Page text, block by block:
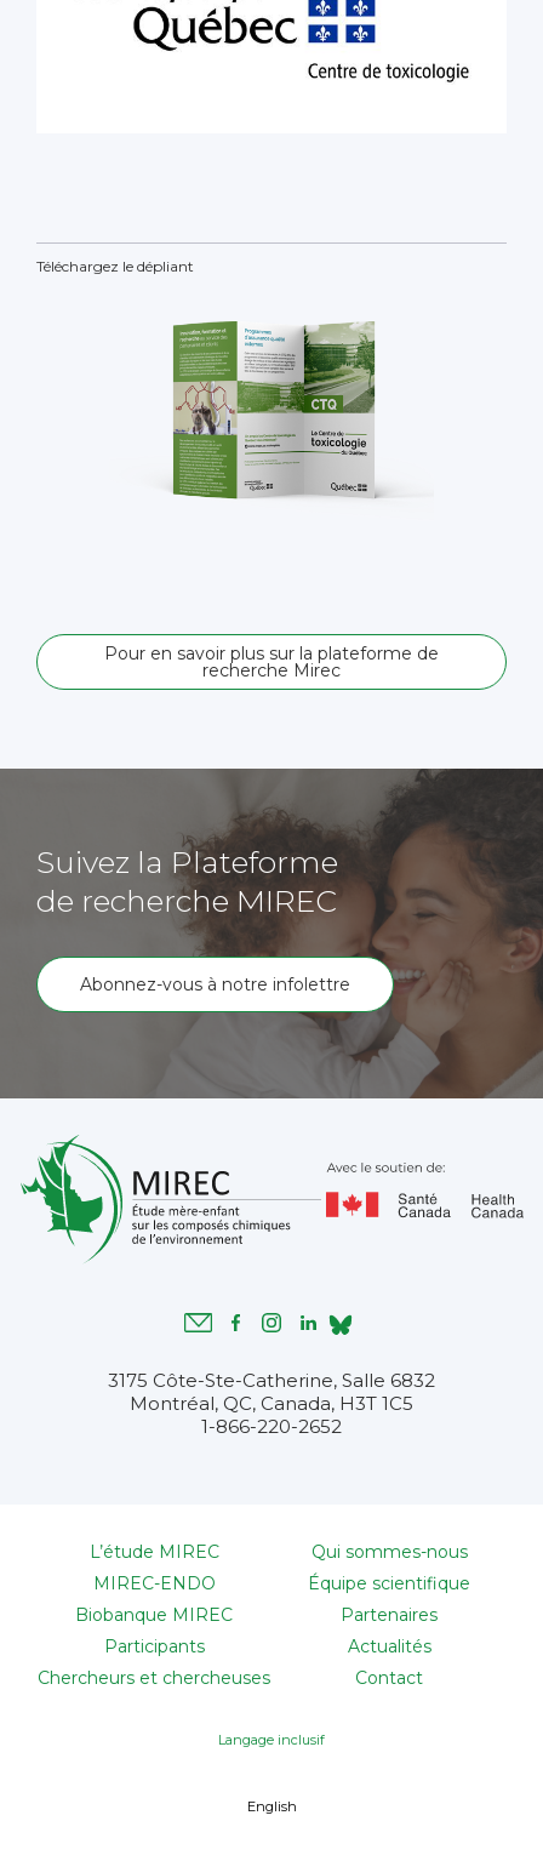
Téléchargez le dépliant
Pour en savoir plus sur la plateforme de
recherche Mirec
Suivez la Plateforme
de recherche MIREC
Abonnez-vous à notre infolettre
3175 Côte-Ste-Catherine, Salle 6832
Montréal, QC, Canada, H3T 1C5
1-866-220-2652
L’étude MIREC
MIREC-ENDO
Biobanque MIREC
Participants
Chercheurs et chercheuses
Qui sommes-nous
Équipe scientifique
Partenaires
Actualités
Contact
Langage inclusif
English